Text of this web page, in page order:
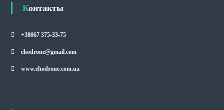
Контакты
+38067 375-33-75
ehodrone@gmail.com
www.ehodrone.com.ua